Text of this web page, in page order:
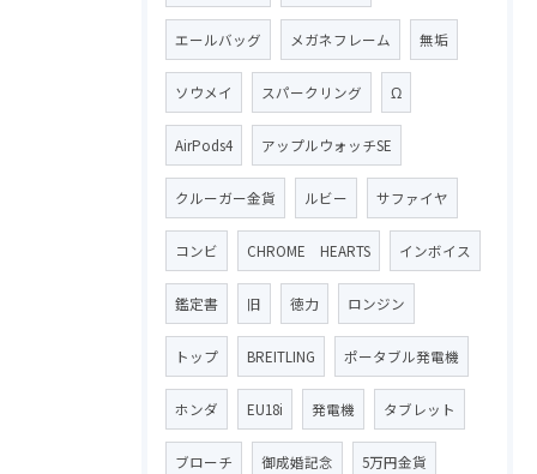
エールバッグ メガネフレーム 無垢
ソウメイ スパークリング Ω
AirPods4 アップルウォッチSE
クルーガー金貨 ルビー サファイヤ
コンビ CHROME HEARTS インボイス
鑑定書 旧 徳力 ロンジン
トップ BREITLING ポータブル発電機
ホンダ EU18i 発電機 タブレット
ブローチ 御成婚記念 5万円金貨